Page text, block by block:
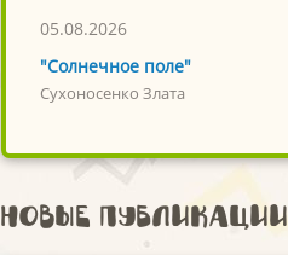
05.08.2026
"Солнечное поле"
Сухоносенко Злата
Новые публикации